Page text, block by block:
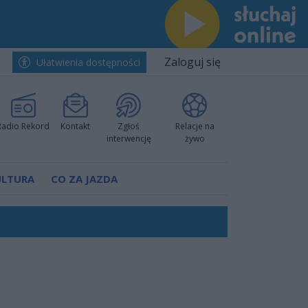
Ułatwienia dostępności Zaloguj się
Rekord Kontakt
Zgłoś
interwencję
Relacje na
żywo
CO ZA JAZDA
w Ustce!
prokuratury
pokazali klasę
nową sportową tradycję"